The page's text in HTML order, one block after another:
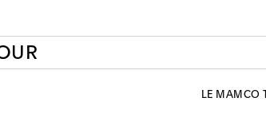
LE MAMCO